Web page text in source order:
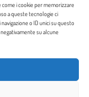
i cookie per memorizzare
a queste tecnologie ci
o ID unici su questo
su alcune
che succede al Dottor
Associazione: un
all’Hospice di